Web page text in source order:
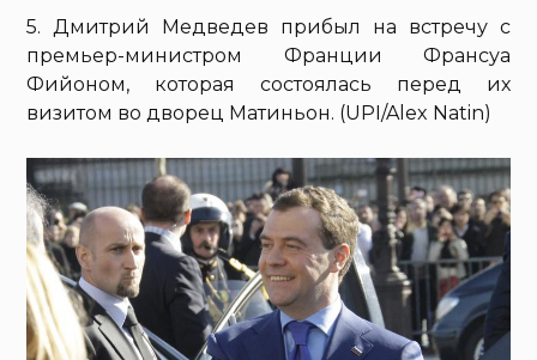
5. Дмитрий Медведев прибыл на встречу с
премьер-министром Франции Франсуа
Фийоном, которая состоялась перед их
визитом во дворец Матиньон. (UPI/Alex Natin)